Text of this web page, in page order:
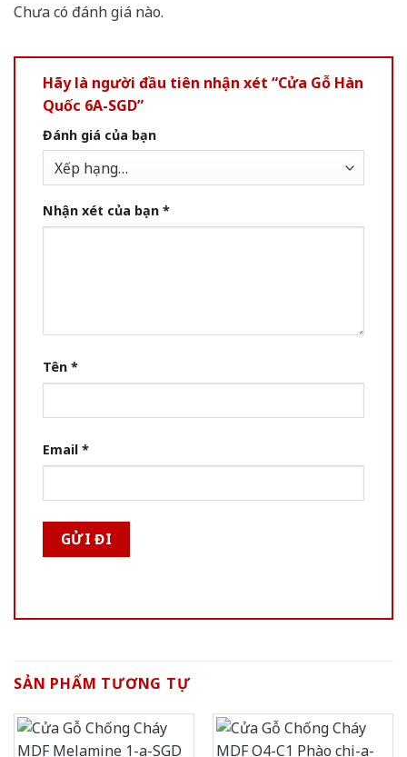
Chưa có đánh giá nào.
Hãy là người đầu tiên nhận xét “Cửa Gỗ Hàn
Quốc 6A-SGD”
Đánh giá của bạn
Nhận xét của bạn *
Tên *
Email *
SẢN PHẨM TƯƠNG TỰ